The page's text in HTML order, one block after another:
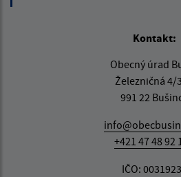
Kontakt:
Obecný úrad
Železničná 4/
991 22
+421 47 48 92
IČO: